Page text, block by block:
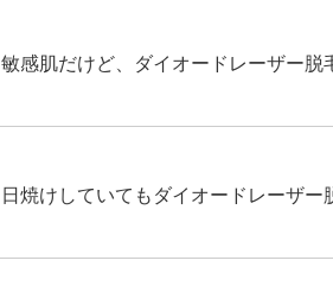
敏感肌だけど、ダイオードレーザー脱
日焼けしていてもダイオードレーザー